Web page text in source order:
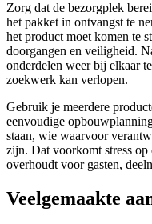
Zorg dat de bezorgplek
het pakket in ontvangst te
het product moet komen te
doorgangen en veiligheid.
onderdelen weer bij elkaar
zoekwerk kan verlopen.
Gebruik je meerdere
eenvoudige
staan, wie waarvoor
zijn. Dat voorkomt stress op
overhoudt voor gasten,
Veelgemaakte